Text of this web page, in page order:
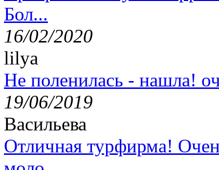
Бол...
16/02/2020
lilya
Не поленилась - нашла!
19/06/2019
Васильева
Отличная турфирма!